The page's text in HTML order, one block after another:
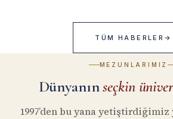
TÜM HABERLER →
MEZUNLARIMIZ
Dünyanınseçkin
1997’den bu yana